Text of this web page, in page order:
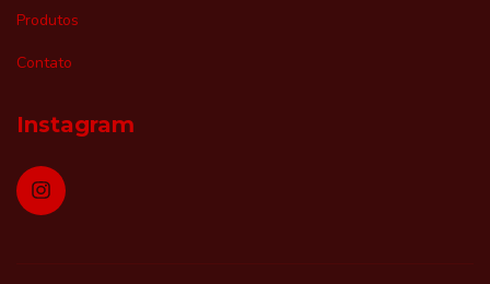
Produtos
Contato
Instagram